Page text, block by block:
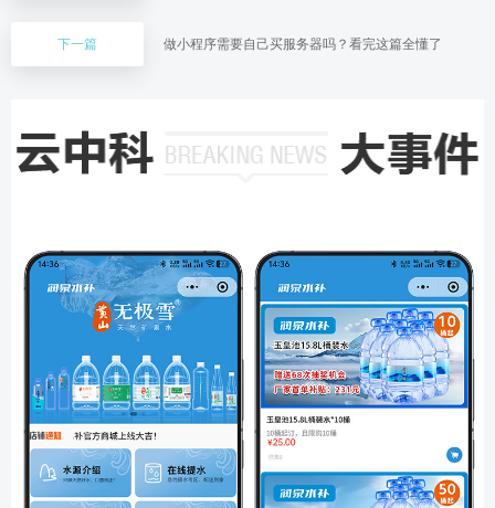
下一篇 做小程序需要自己买服务器吗？看完这篇全懂了